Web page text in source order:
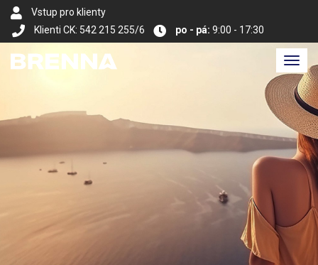
Vstup pro klienty
Klienti CK: 542 215 255/6
po - pá: 9:00 - 17:30